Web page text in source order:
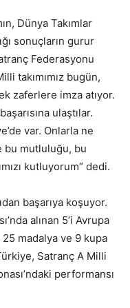
Dünya Takımlar
sonuçların gurur
Federasyonu
takımımız bugün,
zaferlere imza atıyor.
ulaştılar.
var. Onlarla ne
bu mutluluğu, bu
kutluyorum” dedi.
başarıya koşuyor.
alınan 5’i Avrupa
madalya ve 9 kupa
Satranç A Milli
performansı